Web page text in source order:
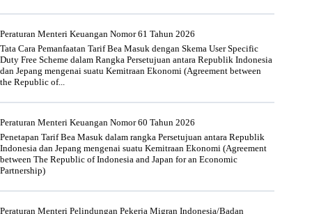
Peraturan Menteri Keuangan Nomor 61 Tahun 2026
Tata Cara Pemanfaatan Tarif Bea Masuk dengan Skema User Specific
Duty Free Scheme dalam Rangka Persetujuan antara Republik Indonesia
dan Jepang mengenai suatu Kemitraan Ekonomi (Agreement between
the Republic of...
Peraturan Menteri Keuangan Nomor 60 Tahun 2026
Penetapan Tarif Bea Masuk dalam rangka Persetujuan antara Republik
Indonesia dan Jepang mengenai suatu Kemitraan Ekonomi (Agreement
between The Republic of Indonesia and Japan for an Economic
Partnership)
Peraturan Menteri Pelindungan Pekerja Migran Indonesia/Badan